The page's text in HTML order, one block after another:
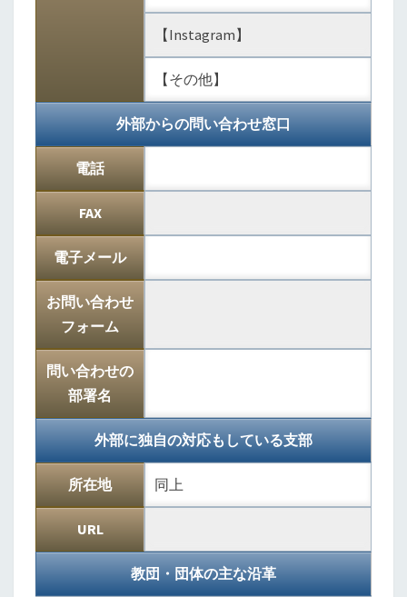
【Instagram】
【その他】
外部からの問い合わせ窓口
電話
FAX
電子メール
お問い合わせ
フォーム
問い合わせの
部署名
外部に独自の対応もしている支部
所在地 同上
URL
教団・団体の主な沿革